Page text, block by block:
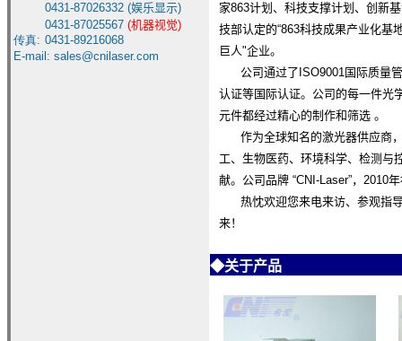
0431-87026332 (娱乐显示)
0431-87025567 (机器视觉)
传真: 0431-89216068
E-mail: sales@cnilaser.com
家863计划、科技支撑计划、创新
技部认定的“863科技成果产业化基
巨人"企业。
公司通过了ISO9001国际质量管
认证等国际认证。公司的每一件光
元件都经过精心的制作和筛选 。
作为全球知名的激光器供应商，
工、生物医药、环境科学、检测与
献。公司品牌 “CNI-Laser”，2010
热忱欢迎您来电来访、参观指导
来！
◆关于产品